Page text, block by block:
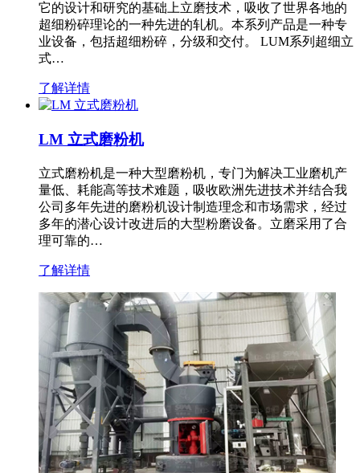
它的设计和研究的基础上立磨技术，吸收了世界各地的
超细粉碎理论的一种先进的轧机。本系列产品是一种专
业设备，包括超细粉碎，分级和交付。 LUM系列超细立
式…
了解详情
LM 立式磨粉机
立式磨粉机是一种大型磨粉机，专门为解决工业磨机产
量低、耗能高等技术难题，吸收欧洲先进技术并结合我
公司多年先进的磨粉机设计制造理念和市场需求，经过
多年的潜心设计改进后的大型粉磨设备。立磨采用了合
理可靠的…
了解详情